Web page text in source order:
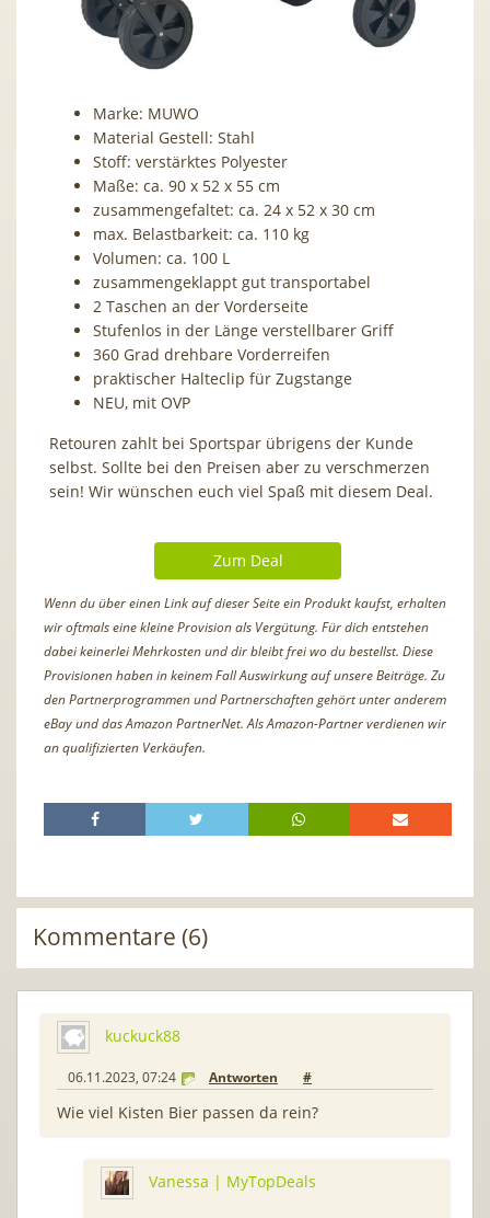
Marke: MUWO
Material Gestell: Stahl
Stoff: verstärktes Polyester
Maße: ca. 90 x 52 x 55 cm
zusammengefaltet: ca. 24 x 52 x 30 cm
max. Belastbarkeit: ca. 110 kg
Volumen: ca. 100 L
zusammengeklappt gut transportabel
2 Taschen an der Vorderseite
Stufenlos in der Länge verstellbarer Griff
360 Grad drehbare Vorderreifen
praktischer Halteclip für Zugstange
NEU, mit OVP
Retouren zahlt bei Sportspar übrigens der Kunde
selbst. Sollte bei den Preisen aber zu verschmerzen
sein! Wir wünschen euch viel Spaß mit diesem Deal.
Zum Deal
Wenn du über einen Link auf dieser Seite ein Produkt kaufst, erhalten
wir oftmals eine kleine Provision als Vergütung. Für dich entstehen
dabei keinerlei Mehrkosten und dir bleibt frei wo du bestellst. Diese
Provisionen haben in keinem Fall Auswirkung auf unsere Beiträge. Zu
den Partnerprogrammen und Partnerschaften gehört unter anderem
eBay und das Amazon PartnerNet. Als Amazon-Partner verdienen wir
an qualifizierten Verkäufen.
Kommentare (6)
kuckuck88
06.11.2023, 07:24 Antworten #
Wie viel Kisten Bier passen da rein?
Vanessa | MyTopDeals